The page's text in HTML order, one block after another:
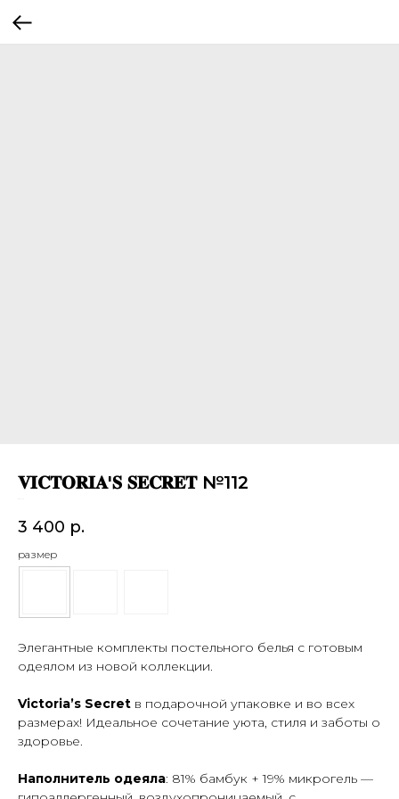
𝐕𝐈𝐂𝐓𝐎𝐑𝐈𝐀'𝐒 𝐒𝐄𝐂𝐑𝐄𝐓 №112
3 400 р.
размер
Элегантные комплекты постельного белья с готовым
одеялом из новой коллекции.
Victoria’s Secret в подарочной упаковке и во всех
размерах! Идеальное сочетание уюта, стиля и заботы о
здоровье.
Наполнитель одеяла: 81% бамбук + 19% микрогель —